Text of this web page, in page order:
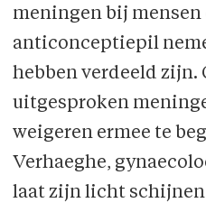
meningen bij mensen
anticonceptiepil
hebben verdeeld zijn.
uitgesproken
weigeren ermee te
Verhaeghe,
laat zijn licht schijnen